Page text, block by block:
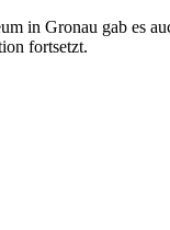
in Gronau gab es
fortsetzt.